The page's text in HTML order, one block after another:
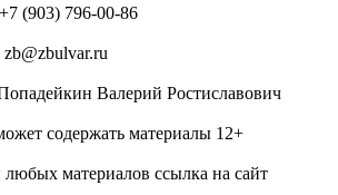
(903) 796-00-86
Валерий Ростиславович
содержать материалы 12+
материалов ссылка на сайт